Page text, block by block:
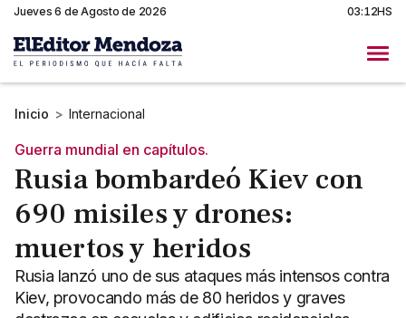
Jueves 6 de Agosto de 2026 03:12HS
Inicio > Internacional
Guerra mundial en capítulos.
Rusia bombardeó Kiev con
690 misiles y drones:
muertos y heridos
Rusia lanzó uno de sus ataques más intensos contra
Kiev, provocando más de 80 heridos y graves